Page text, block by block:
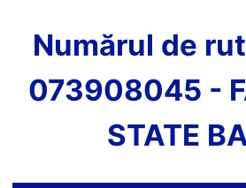
Numărul de
073908045 -
STATE